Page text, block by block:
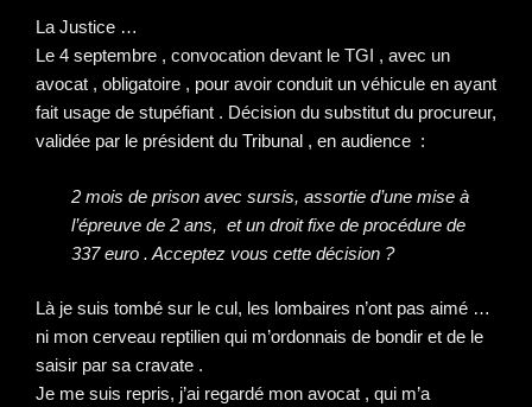
La Justice …
Le 4 septembre , convocation devant le TGI , avec un
avocat , obligatoire , pour avoir conduit un véhicule en ayant
fait usage de stupéfiant . Décision du substitut du procureur,
validée par le président du Tribunal , en audience :
2 mois de prison avec sursis, assortie d’une mise à
l’épreuve de 2 ans, et un droit fixe de procédure de
337 euro . Acceptez vous cette décision ?
Là je suis tombé sur le cul, les lombaires n’ont pas aimé …
ni mon cerveau reptilien qui m’ordonnais de bondir et de le
saisir par sa cravate .
Je me suis repris, j’ai regardé mon avocat , qui m’a